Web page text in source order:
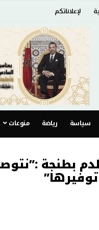
لإعلاناتكم
سياسة رياضة منوعات